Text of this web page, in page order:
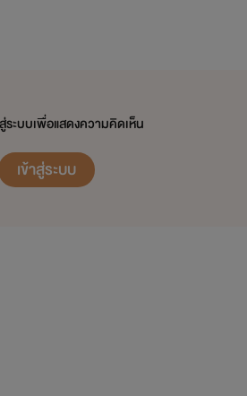
ร้าย'ซึ่งมันเป็นคำที่ไรท์ชอบบบมากกก
ระบบเพื่อแสดงความคิดเห็น
เข้าสู่ระบบ